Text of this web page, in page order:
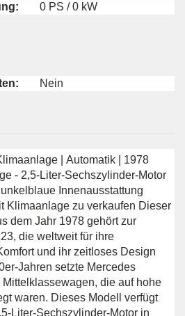
0 PS / 0 kW
Nein
| Automatik | 1978
- 2,5-Liter-Sechszylinder-Motor
Innenausstattung
Klimaanlage zu verkaufen Dieser
dem Jahr 1978 gehört zur
die weltweit für ihre
und ihr zeitloses Design
Jahren setzte Mercedes
die auf hohe
waren. Dieses Modell verfügt
Liter-Sechszylinder-Motor in